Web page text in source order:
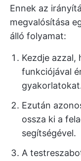
Ennek az
megvalósítása
álló folyamat:
Kezdje azzal,
funkciójával
Ezután
ossza ki a
segítségével.
A